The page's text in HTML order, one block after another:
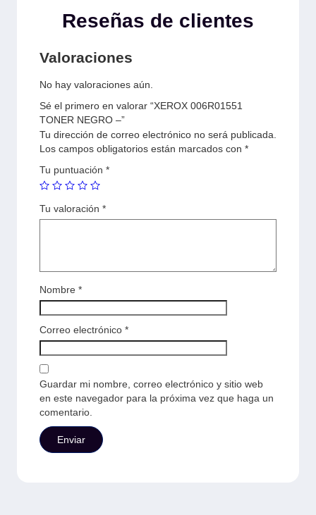
Reseñas de clientes
Valoraciones
No hay valoraciones aún.
Sé el primero en valorar “XEROX 006R01551
TONER NEGRO –”
Tu dirección de correo electrónico no será publicada.
Los campos obligatorios están marcados con *
Tu puntuación *
Tu valoración *
Nombre *
Correo electrónico *
Guardar mi nombre, correo electrónico y sitio web
en este navegador para la próxima vez que haga un
comentario.